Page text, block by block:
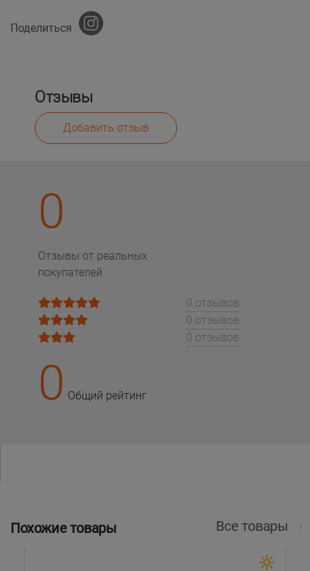
Поделиться
Отзывы
Добавить отзыв
0
Отзывы от реальных
покупателей
0 отзывов
0 отзывов
0 отзывов
0 Общий рейтинг
Похожие товары Все товары